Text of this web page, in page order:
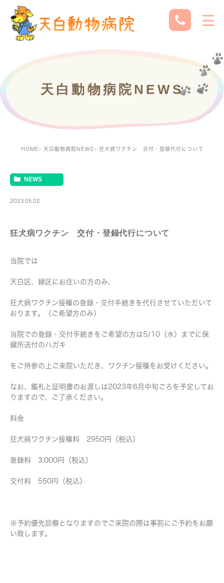
天白動物病院NEWS
HOME 天白動物病院NEWS 狂犬病ワクチン 交付・登録代行について
NEWS
2023.05.02
狂犬病ワクチン 交付・登録代行について
当院では
天白区、緑区にお住いの方のみ、
狂犬病ワクチン接種の登録・交付手続きを代行させていただいて
おります。（ご希望方のみ）
当院での登録・交付手続きをご希望の方は5/10（水）までに保
健所送付のハガキ
をご持参の上ご来院いただき、ワクチン接種をお受けください。
なお、鑑札と証明書のお渡しは2023年6月中旬ごろを予定してお
りますので、ご了承ください。
料金
狂犬病ワクチン接種料 2950円（税込）
登録料 3,000円（税込）
交付料 550円（税込）
※予約優先診療となりますのでご来院の際は事前にご予約をお願
い致します。